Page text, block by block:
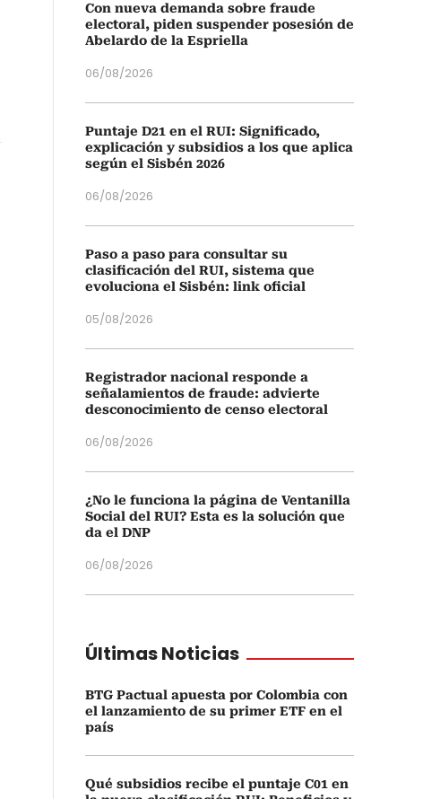
Con nueva demanda sobre fraude
electoral, piden suspender posesión de
Abelardo de la Espriella
06/08/2026
Puntaje D21 en el RUI: Significado,
explicación y subsidios a los que aplica
según el Sisbén 2026
06/08/2026
Paso a paso para consultar su
clasificación del RUI, sistema que
evoluciona el Sisbén: link oficial
05/08/2026
Registrador nacional responde a
señalamientos de fraude: advierte
desconocimiento de censo electoral
06/08/2026
¿No le funciona la página de Ventanilla
Social del RUI? Esta es la solución que
da el DNP
06/08/2026
Últimas Noticias
BTG Pactual apuesta por Colombia con
el lanzamiento de su primer ETF en el
país
Qué subsidios recibe el puntaje C01 en